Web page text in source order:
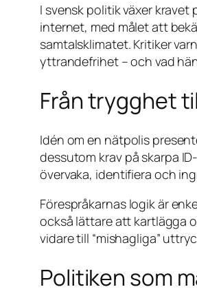
I svensk politik växer kravet
internet, med målet att
samtalsklimatet. Kritiker
yttrandefrihet – och vad
Från trygghet
Idén om en nätpolis
dessutom krav på skarpa
övervaka, identifiera och
Förespråkarnas logik är
också lättare att kartlägga
vidare till “mishagliga”
Politiken som